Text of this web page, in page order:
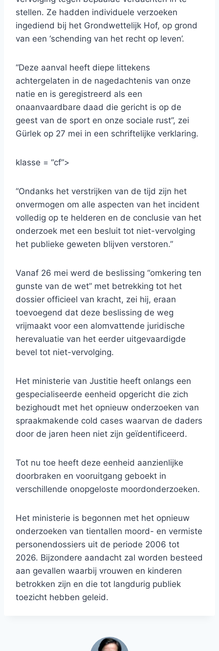
stellen. Ze hadden individuele verzoeken
ingediend bij het Grondwettelijk Hof, op grond
van een ‘schending van het recht op leven’.
“Deze aanval heeft diepe littekens
achtergelaten in de nagedachtenis van onze
natie en is geregistreerd als een
onaanvaardbare daad die gericht is op de
geest van de sport en onze sociale rust”, zei
Gürlek op 27 mei in een schriftelijke verklaring.
klasse = “cf”>
“Ondanks het verstrijken van de tijd zijn het
onvermogen om alle aspecten van het incident
volledig op te helderen en de conclusie van het
onderzoek met een besluit tot niet-vervolging
het publieke geweten blijven verstoren.”
Vanaf 26 mei werd de beslissing “omkering ten
gunste van de wet” met betrekking tot het
dossier officieel van kracht, zei hij, eraan
toevoegend dat deze beslissing de weg
vrijmaakt voor een alomvattende juridische
herevaluatie van het eerder uitgevaardigde
bevel tot niet-vervolging.
Het ministerie van Justitie heeft onlangs een
gespecialiseerde eenheid opgericht die zich
bezighoudt met het opnieuw onderzoeken van
spraakmakende cold cases waarvan de daders
door de jaren heen niet zijn geïdentificeerd.
Tot nu toe heeft deze eenheid aanzienlijke
doorbraken en vooruitgang geboekt in
verschillende onopgeloste moordonderzoeken.
Het ministerie is begonnen met het opnieuw
onderzoeken van tientallen moord- en vermiste
personendossiers uit de periode 2006 tot
2026. Bijzondere aandacht zal worden besteed
aan gevallen waarbij vrouwen en kinderen
betrokken zijn en die tot langdurig publiek
toezicht hebben geleid.